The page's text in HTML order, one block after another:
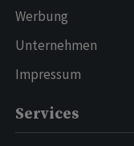
Werbung
Unternehmen
Impressum
Services